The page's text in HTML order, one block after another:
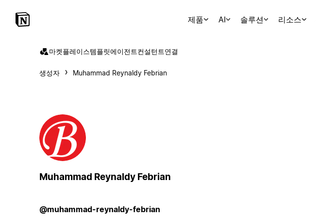
제품 AI 솔루션 리소스
마켓플레이스템플릿에이전트컨설턴트연결
생성자 Muhammad Reynaldy Febrian
Muhammad Reynaldy Febrian
@muhammad-reynaldy-febrian